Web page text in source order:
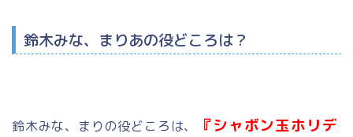
鈴木みな、まりあの役どころは？
鈴木みな、まりの役どころは、
『シャボン玉ホリデ